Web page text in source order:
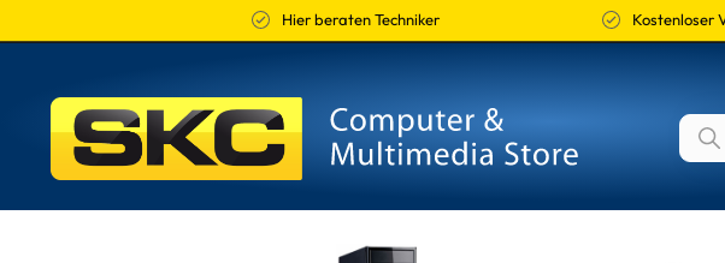
Hier beraten Techniker Kostenloser